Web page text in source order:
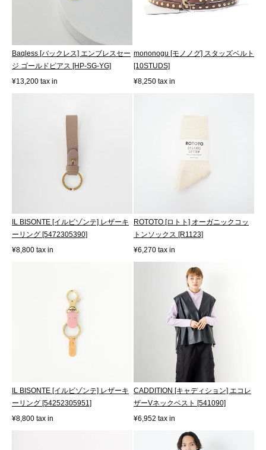
Baqless [バックレス] エンブレスセー
ジ ゴールドピアス [HP-SG-YG]
¥13,200 tax in
mononogu [モノノグ] スタッズベルト
[10STUDS]
¥8,250 tax in
IL BISONTE [イルビゾンテ] レザーキ
ーリング [5472305390]
¥8,800 tax in
ROTOTO [ロトト] オーガニックコッ
トンソックス [R1123]
¥6,270 tax in
IL BISONTE [イルビゾンテ] レザーキ
ーリング [54252305951]
¥8,800 tax in
CADDITION [キャディション] エコレ
ザーVネックベスト [541090]
¥6,952 tax in